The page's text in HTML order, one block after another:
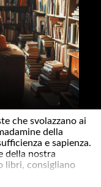
che svolazzano ai
della
e sapienza.
della nostra
libri, consigliano